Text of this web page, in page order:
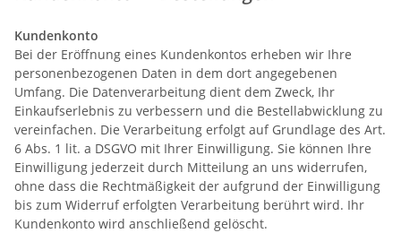
Kundenkonto
Bei der Eröffnung eines Kundenkontos erheben wir Ihre
personenbezogenen Daten in dem dort angegebenen
Umfang. Die Datenverarbeitung dient dem Zweck, Ihr
Einkaufserlebnis zu verbessern und die Bestellabwicklung zu
vereinfachen. Die Verarbeitung erfolgt auf Grundlage des Art.
6 Abs. 1 lit. a DSGVO mit Ihrer Einwilligung. Sie können Ihre
Einwilligung jederzeit durch Mitteilung an uns widerrufen,
ohne dass die Rechtmäßigkeit der aufgrund der Einwilligung
bis zum Widerruf erfolgten Verarbeitung berührt wird. Ihr
Kundenkonto wird anschließend gelöscht.